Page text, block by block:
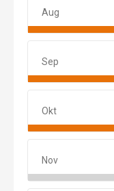
August
Aug
September
Sep
Október
Okt
November
Nov